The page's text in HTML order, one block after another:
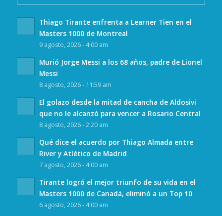
Thiago Tirante enfrenta a Learner Tien en el
Masters 1000 de Montreal
9 agosto, 2026 - 4:00 am
Murió Jorge Messi a los 68 años, padre de Lionel
Messi
8 agosto, 2026 - 11:59 am
El golazo desde la mitad de cancha de Aldosivi
que no le alcanzó para vencer a Rosario Central
8 agosto, 2026 - 2:20 am
Qué dice el acuerdo por Thiago Almada entre
River y Atlético de Madrid
7 agosto, 2026 - 4:00 am
Tirante logró el mejor triunfo de su vida en el
Masters 1000 de Canadá, eliminó a un Top 10
6 agosto, 2026 - 4:00 am